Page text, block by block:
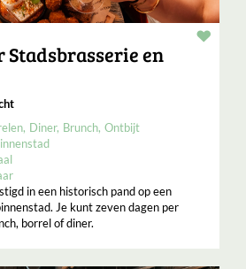
Stadsbrasserie en
Diner Brunch Ontbijt
in een historisch pand op een
Je kunt zeven dagen per
borrel of diner.